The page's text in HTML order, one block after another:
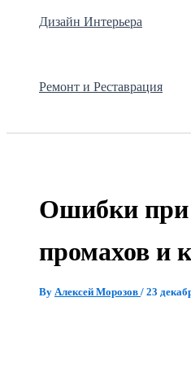
Дизайн Интерьера
Ремонт и Реставрация
Ошибки при
промахов и
By Алексей Морозов / 23